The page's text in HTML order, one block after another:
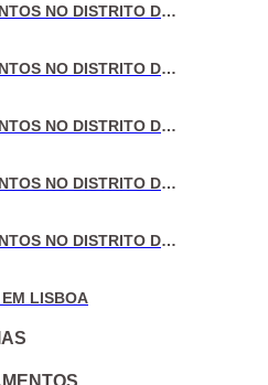
VENDA DE APARTAMENTOS NO DISTRITO DE LISBOA
VENDA DE APARTAMENTOS NO DISTRITO DO PORTO
VENDA DE APARTAMENTOS NO DISTRITO DE AVEIRO
VENDA DE APARTAMENTOS NO DISTRITO DE COIMBRA
VENDA DE APARTAMENTOS NO DISTRITO DE LEIRIA
LISBOA